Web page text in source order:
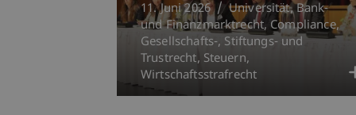
11. Juni 2026 Universität Bank-
und Finanzmarktrecht Compliance
Gesellschafts-, Stiftungs- und
Trustrecht Steuern
Wirtschaftsstrafrecht